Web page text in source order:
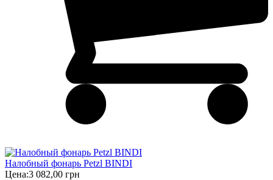
Налобный фонарь Petzl BINDI
Цена:3 082,00 грн